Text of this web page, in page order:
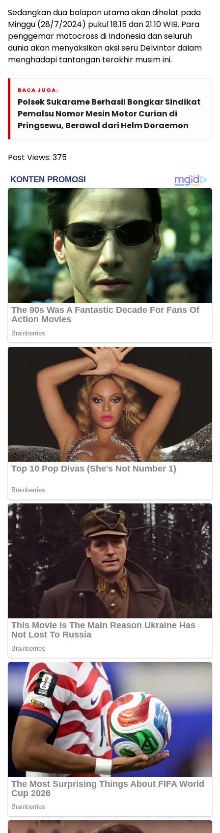
Sedangkan dua balapan utama akan dihelat pada
Minggu (28/7/2024) pukul 18.15 dan 21.10 WIB. Para
penggemar motocross di Indonesia dan seluruh
dunia akan menyaksikan aksi seru Delvintor dalam
menghadapi tantangan terakhir musim ini.
BACA JUGA:
Polsek Sukarame Berhasil Bongkar Sindikat
Pemalsu Nomor Mesin Motor Curian di
Pringsewu, Berawal dari Helm Doraemon
Post Views: 375